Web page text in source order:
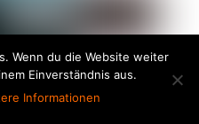
Wenn du die Website weiter
Einverständnis aus.
Informationen